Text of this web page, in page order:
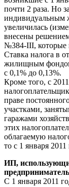
почти 2 раза. Но
индивидуальным
увеличилась
внесены
№384-III, которые
Ставка налога в
жилищным фондом
с 0,1% до 0,13%.
Кроме того, с
праве
участками,
гаражами
этих
облагаемую
то с 1 января
ИП,
С 1 января 2011